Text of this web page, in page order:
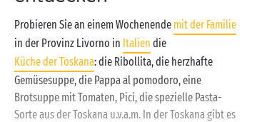
der Umgebung von Rosignano Marittimo am
BadebereichIhres Luxus-Campings mit einem
Cocktail in der Hand. Sie können nicht lange
stillsitzen? Es werden Ihnen ebenso
sportliche Aktivitätenangeboten. Oder fordern Sie
doch einfach Ihre Familie und Bekannten zu einem
Basketball- oder Volleyballspiel oder einem anderen
Probieren Sie an einem Wochenende mit der Familie
in der Provinz Livorno in Italien die
Küche der Toskana: die Ribollita, die herzhafte
Gemüsesuppe, die Pappa al pomodoro, eine
Brotsuppe mit Tomaten, Pici, die spezielle Pasta-
Sorte aus der Toskana u.v.a.m. In der Toskana gibt es